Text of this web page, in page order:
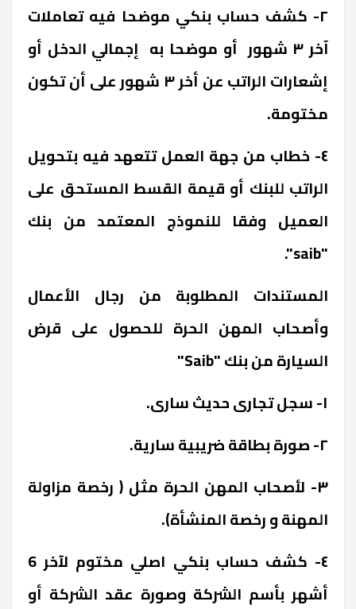
٢- كشف حساب بنكي موضحا فيه تعاملات
آخر ٣ شهور أو موضحا به إجمالي الدخل أو
إشعارات الراتب عن أخر ٣ شهور على أن تكون
مختومة.
٤- خطاب من جهة العمل تتعهد فيه بتحويل
الراتب للبنك أو قيمة القسط المستحق على
العميل وفقا للنموذج المعتمد من بنك
"saib".
المستندات المطلوبة من رجال الأعمال
وأصحاب المهن الحرة للحصول على قرض
السيارة من بنك "Saib"
١- سجل تجارى حديث سارى.
٢- صورة بطاقة ضريبية سارية.
٣- لأصحاب المهن الحرة مثل ( رخصة مزاولة
المهنة و رخصة المنشأة).
٤- كشف حساب بنكي اصلي مختوم لآخر 6
أشهر بأسم الشركة وصورة عقد الشركة أو